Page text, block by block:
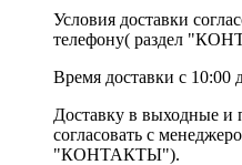
Условия доставки
телефону( раздел
Время доставки с 10:00
Доставку в выходные и
согласовать с
"КОНТАКТЫ").